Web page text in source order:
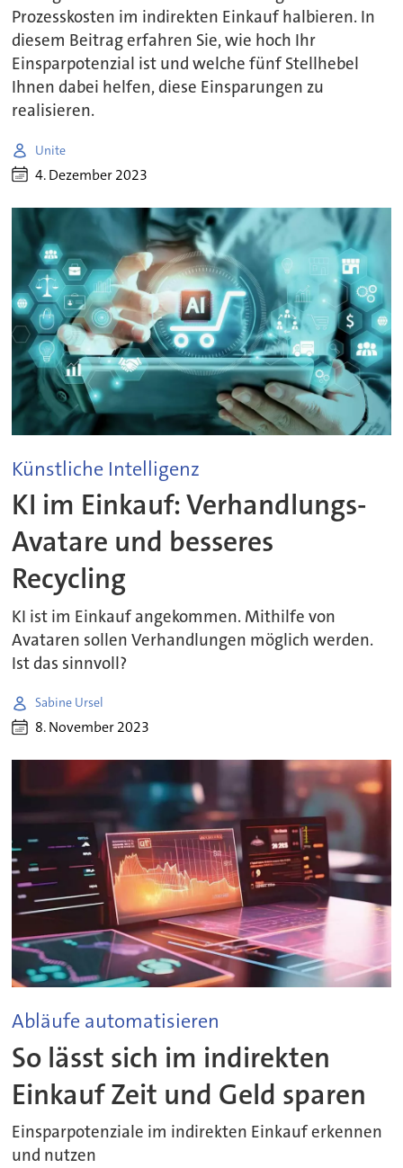
Prozesskosten im indirekten Einkauf halbieren. In
diesem Beitrag erfahren Sie, wie hoch Ihr
Einsparpotenzial ist und welche fünf Stellhebel
Ihnen dabei helfen, diese Einsparungen zu
realisieren.
Unite
4. Dezember 2023
Künstliche Intelligenz
KI im Einkauf: Verhandlungs-
Avatare und besseres
Recycling
KI ist im Einkauf angekommen. Mithilfe von
Avataren sollen Verhandlungen möglich werden.
Ist das sinnvoll?
Sabine Ursel
8. November 2023
Abläufe automatisieren
So lässt sich im indirekten
Einkauf Zeit und Geld sparen
Einsparpotenziale im indirekten Einkauf erkennen
und nutzen